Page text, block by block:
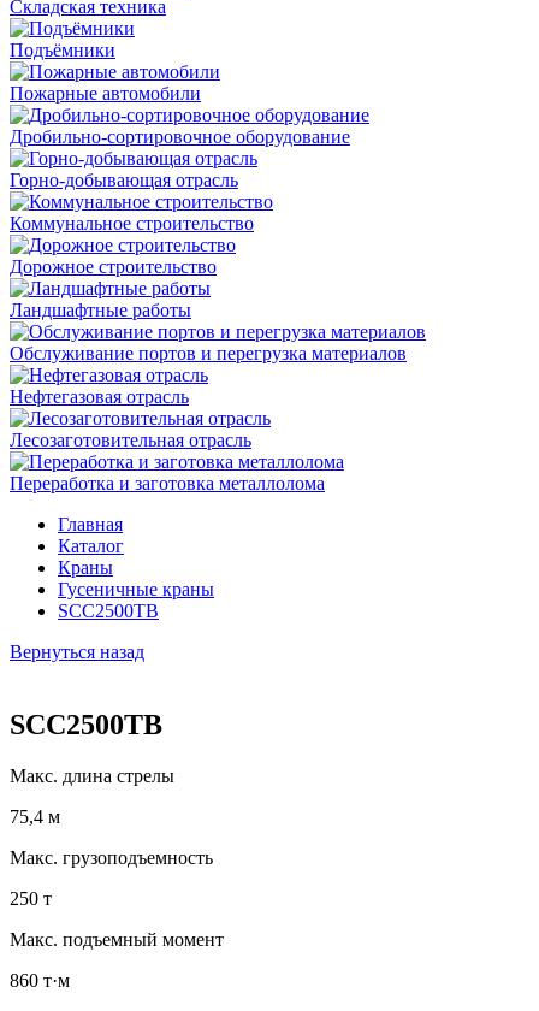
Складская техника
Подъёмники
Пожарные автомобили
Дробильно-сортировочное оборудование
Горно-добывающая отрасль
Коммунальное строительство
Дорожное строительство
Ландшафтные работы
Обслуживание портов и перегрузка материалов
Нефтегазовая отрасль
Лесозаготовительная отрасль
Переработка и заготовка металлолома
Главная
Каталог
Краны
Гусеничные краны
SCC2500TB
Вернуться назад
SCC2500TB
Макс. длина стрелы
75,4 м
Макс. грузоподъемность
250 т
Макс. подъемный момент
860 т·м